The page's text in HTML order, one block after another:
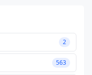
2
563